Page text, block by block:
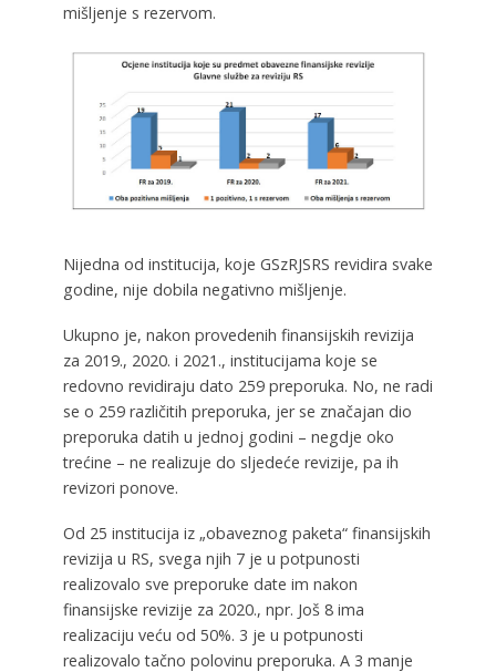
mišljenje s rezervom.
Nijedna od institucija, koje GSzRJSRS revidira svake
godine, nije dobila negativno mišljenje.
Ukupno je, nakon provedenih finansijskih revizija
za 2019., 2020. i 2021., institucijama koje se
redovno revidiraju dato 259 preporuka. No, ne radi
se o 259 različitih preporuka, jer se značajan dio
preporuka datih u jednoj godini – negdje oko
trećine – ne realizuje do sljedeće revizije, pa ih
revizori ponove.
Od 25 institucija iz „obaveznog paketa“ finansijskih
revizija u RS, svega njih 7 je u potpunosti
realizovalo sve preporuke date im nakon
finansijske revizije za 2020., npr. Još 8 ima
realizaciju veću od 50%. 3 je u potpunosti
realizovalo tačno polovinu preporuka. A 3 manje